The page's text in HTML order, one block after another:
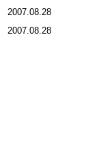
2007.08.28
2007.08.28